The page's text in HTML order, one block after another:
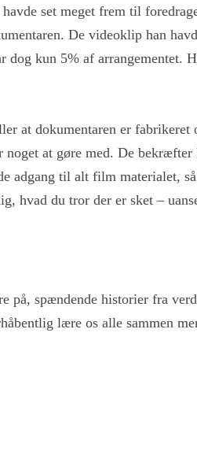
set meget frem til
De videoklip han
kun 5% af arrangementet.
at dokumentaren er
at gøre med. De
adgang til alt film materialet,
du tror der er sket –
spændende historier fra
lære os alle sammen